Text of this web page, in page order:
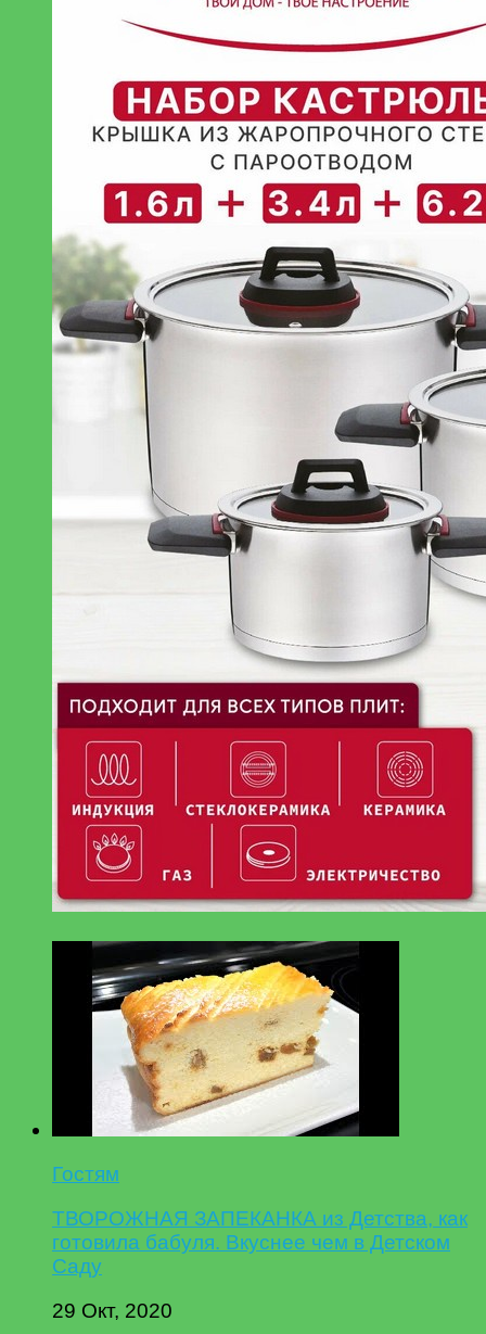
Гостям
ТВОРОЖНАЯ ЗАПЕКАНКА из Детства, как
готовила бабуля. Вкуснее чем в Детском
Саду
29 Окт, 2020